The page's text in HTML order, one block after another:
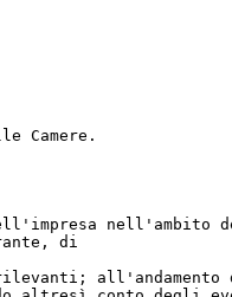
Camere.
nell'ambito
di